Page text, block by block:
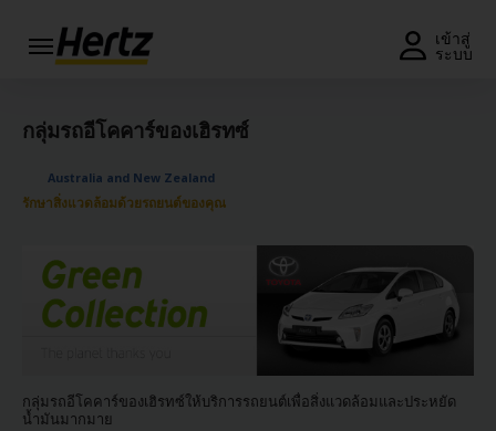
เข้าสู่
ระบบ
เมนู
เสนอ
ราคา
จอง
รถ
แก้ไข/
ยกเลิก
การ
จอง
เสนอ
พิเศษ
กลุ่มรถอีโคคาร์ของเฮิรทซ์
Australia and New Zealand
รักษาสิ่งแวดล้อมด้วยรถยนต์ของคุณ
กลุ่มรถอีโคคาร์ของเฮิรทซ์ให้บริการรถยนต์เพื่อสิ่งแวดล้อมและประหยัด
น้ำมันมากมาย